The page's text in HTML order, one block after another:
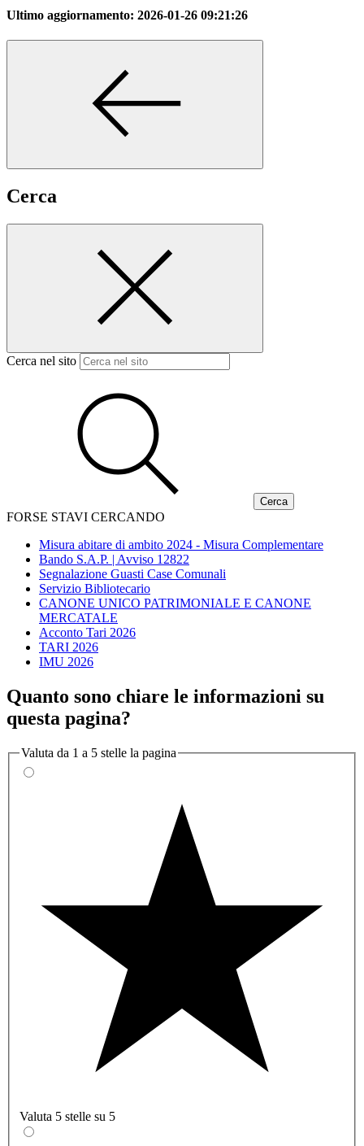
Ultimo aggiornamento: 2026-01-26 09:21:26
Cerca
Cerca nel sito
FORSE STAVI CERCANDO
Misura abitare di ambito 2024 - Misura Complementare
Bando S.A.P. | Avviso 12822
Segnalazione Guasti Case Comunali
Servizio Bibliotecario
CANONE UNICO PATRIMONIALE E CANONE
MERCATALE
Acconto Tari 2026
TARI 2026
IMU 2026
Quanto sono chiare le informazioni su
questa pagina?
Valuta da 1 a 5 stelle la pagina
Valuta 5 stelle su 5